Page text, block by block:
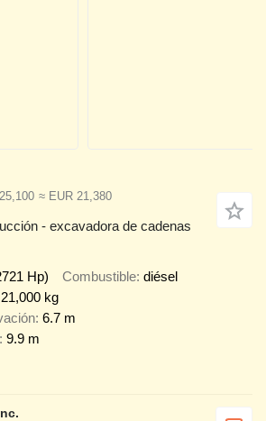
≈ EUR 21,380
- excavadora de cadenas
Hp) Combustible diésel
21,000 kg
6.7 m
9.9 m